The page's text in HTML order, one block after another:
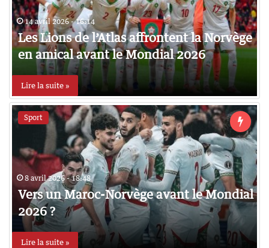
14 avril 2026 - 16:14
Les Lions de l’Atlas affrontent la Norvège
en amical avant le Mondial 2026
Lire la suite »
Sport
8 avril 2026 - 18:48
Vers un Maroc-Norvège avant le Mondial
2026 ?
Lire la suite »